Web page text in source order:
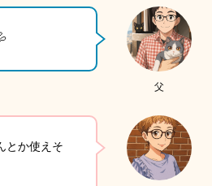
父
とか使えそ